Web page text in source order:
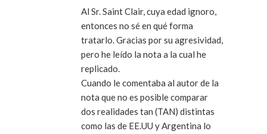
Al Sr. Saint Clair, cuya edad ignoro,
entonces no sé en qué forma
tratarlo. Gracias por su agresividad,
pero he leído la nota a la cual he
replicado.
Cuando le comentaba al autor de la
nota que no es posible comparar
dos realidades tan (TAN) distintas
como las de EE.UU y Argentina lo